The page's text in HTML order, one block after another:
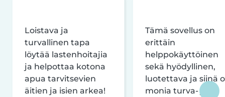
Loistava ja
turvallinen tapa
löytää lastenhoitajia
ja helpottaa kotona
apua tarvitsevien
äitien ja isien arkea!
Tämä sovellus on
erittäin
helppokäyttöinen
sekä hyödyllinen,
luotettava ja siinä
monia turva- ja